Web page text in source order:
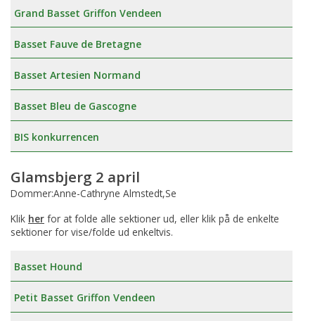
Grand Basset Griffon Vendeen
Basset Fauve de Bretagne
Basset Artesien Normand
Basset Bleu de Gascogne
BIS konkurrencen
Glamsbjerg 2 april
Dommer:Anne-Cathryne Almstedt,Se
Klik her for at folde alle sektioner ud, eller klik på de enkelte
sektioner for vise/folde ud enkeltvis.
Basset Hound
Petit Basset Griffon Vendeen